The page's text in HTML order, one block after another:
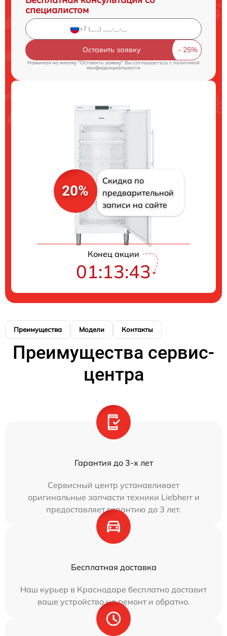
специалистом
Оставить заявку
Нажимая на кнопку "Оставить заявку" Вы соглашаетесь cполитикой
конфиденциальности
20%
Скидка по
предварительной
записи на сайте
Конец акции
01:13:43
Преимущества Модели Контакты
Преимущества сервис-
центра
Гарантия до 3-х лет
Сервисный центр устанавливает
оригинальные запчасти техники Liebherr и
предоставляет гарантию до 3 лет.
Бесплатная доставка
Наш курьер в Краснодаре бесплатно доставит
ваше устройство на ремонт и обратно.